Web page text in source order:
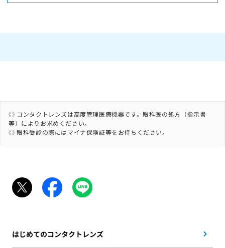
◎ コンタクトレンズは高度管理医療機器です。眼科医の処方（指示書
等）によりお求めください。
◎ 眼科受診の際にはマイナ保険証等をお持ちください。
はじめてのコンタクトレンズ